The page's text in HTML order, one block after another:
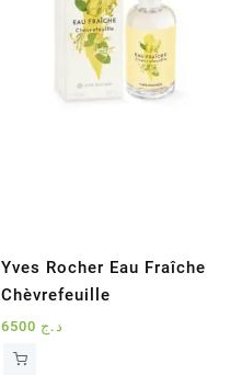
Yves Rocher Eau Fraîche
Chèvrefeuille
د.ج